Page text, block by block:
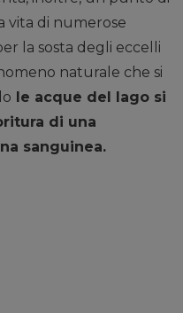
vita di numerose
la sosta degli eccelli
naturale che si
le acque del lago si
di una
sanguinea.